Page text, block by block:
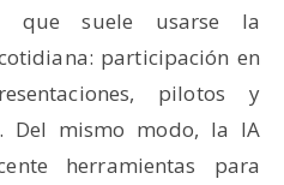
que suele usarse la
participación en
pilotos y
Del mismo modo, la IA
herramientas para